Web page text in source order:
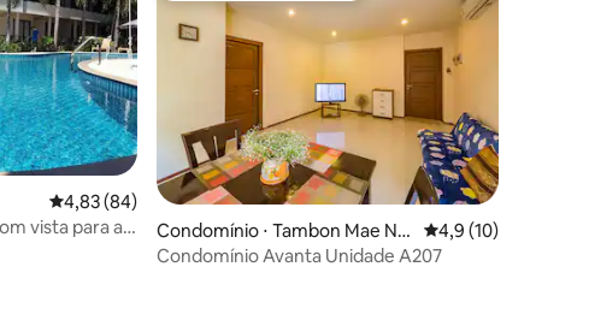
4,83 de uma avaliação média de 5, 84 avaliações
4,83 (84)
vista para a
Condomínio ⋅ Tambon Mae Na
m
4,9 de uma
4,9 (10)
Condomínio Avanta Unidade A207